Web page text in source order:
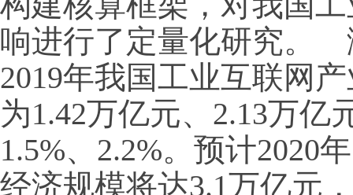
响进行了定量化研究。
2019年我国工业互联网
为1.42万亿元、2.13万亿
1.5%、2.2%。预计2020
经济规模将达3.1万亿元